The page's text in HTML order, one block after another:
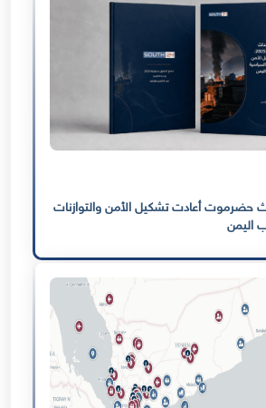
حضرموت أعادت تشكيل الأمن والتوازنات
اليمن